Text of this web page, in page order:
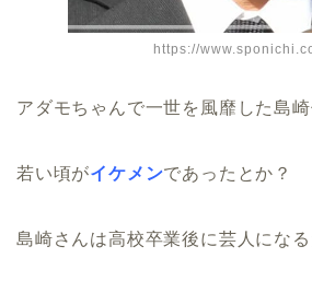
https://
アダモちゃんで一世を風靡した島崎
若い頃がイケメンであったとか？
島崎さんは高校卒業後に芸人になる